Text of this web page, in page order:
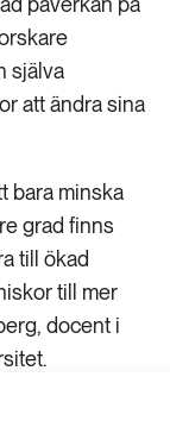
själva
att ändra sina
bara minska
grad finns
till ökad
till mer
docent i
arena för